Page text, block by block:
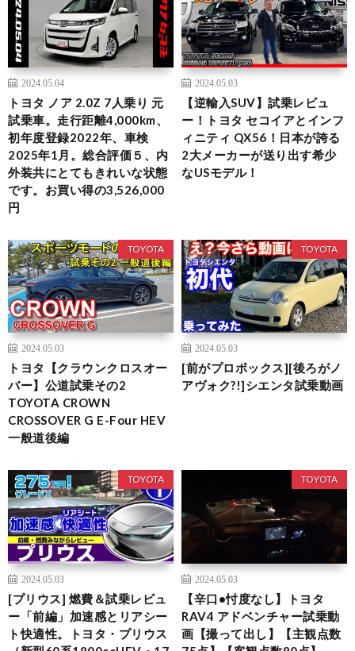
2024.05.04
トヨタ ノア 2.0Z 7人乗り 元
試乗車。走行距離4,000km、
初年度登録2022年、車検
2025年1月。総合評価５、内
外装共にとてもきれいな状態
です。お買い得の3,526,000
円
2024.05.03
【逆輸入SUV】試乗レビュ
ー！トヨタ セコイアとインフ
ィニティ QX56！日本が誇る
2大メーカーが送り出す希少
なUSモデル！
TOYOTA
2024.05.03
トヨタ【クラウンクロスオー
バー】公道試乗その2
TOYOTA CROWN
CROSSOVER G E-Four HEV
一般道後編
TOYOTA
2024.05.03
[前がプロボックス][後ろがノ
アヴォク?!]シエンタ試乗動画
TOYOTA
2024.05.03
[プリウス] 燃費＆試乗レビュ
ー「前編」加速感とリアシー
ト快適性。トヨタ・プリウス
TOYOTA
2024.05.03
【辛口•忖度なし】トヨタ
RAV4 アドベンチャー試乗動
画【撮って出し】【主観点数